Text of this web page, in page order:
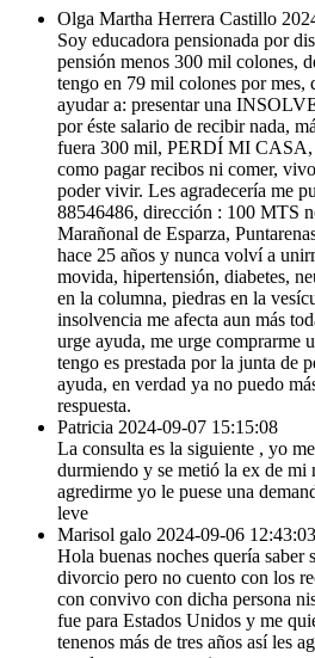
Olga Martha Herrera Castillo
Soy educadora pensionada por
pensión menos 300 mil colones,
tengo en 79 mil colones por mes,
ayudar a: presentar una
por éste salario de recibir nada,
fuera 300 mil, PERDÍ MI CASA,
como pagar recibos ni comer,
poder vivir. Les agradecería me
88546486, dirección : 100 MTS
Marañonal de Esparza,
hace 25 años y nunca volví a
movida, hipertensión, diabetes,
en la columna, piedras en la
insolvencia me afecta aun más
urge ayuda, me urge comprarme
tengo es prestada por la junta de
ayuda, en verdad ya no puedo
respuesta.
Patricia 2024-09-07 15:15:08
La consulta es la siguiente , yo
durmiendo y se metió la ex de mi
agredirme yo le puese una
leve
Marisol galo 2024-09-06 12:43:03
Hola buenas noches quería saber
divorcio pero no cuento con los
con convivo con dicha persona
fue para Estados Unidos y me
tenenos más de tres años así les